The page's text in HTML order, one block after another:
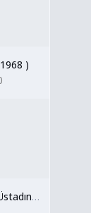
)
DİLAVERAN RENKLİ Ersin Burak Üstadın 166 sayfalık Sarkomer paylaşımını Yapay Zeka ile Renklendirme yaptım ,umarım beğenirsiniz dostlar :)